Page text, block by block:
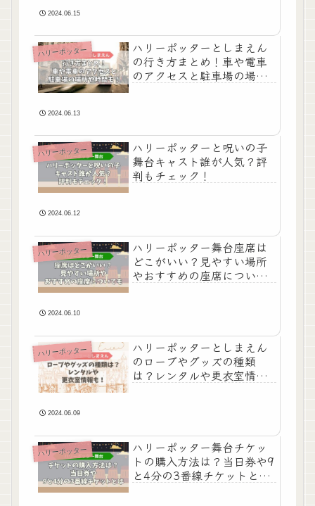
2024.06.15
ハリーポッター
ハリーポッターとしまえん
の行き方まとめ！車や電車
のアクセスと駐車場の場所
2024.06.13
ハリーポッター
ハリーポッターと呪いの子
舞台キャスト誰が人気？評
判もチェック！
2024.06.12
ハリーポッター
ハリーポッター舞台座席は
どこがいい？見やすい場所
やおすすめの座席について
2024.06.10
ハリーポッター
ハリーポッターとしまえん
のローブやグッズの種類
は？レンタルや更衣室情報
2024.06.09
ハリーポッター
ハリーポッター舞台チケッ
トの購入方法は？当日券や9
と4分の3番線チケットと